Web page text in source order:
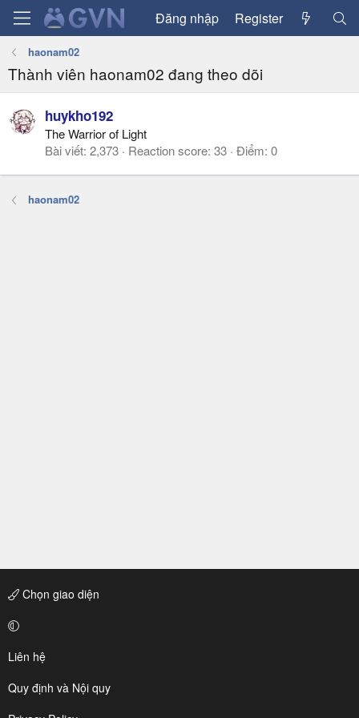
Đăng nhập Register
haonam02
Thành viên haonam02 đang theo dõi
huykho192
The Warrior of Light
Bài viết 2,373 Reaction score 33 Điểm 0
haonam02
Chọn giao diện
Liên hệ
Quy định và Nội quy